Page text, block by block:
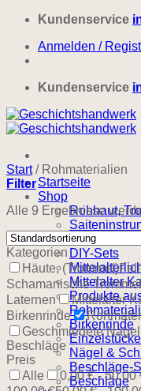
Zum
springen
Kundenservice
Anmelden /
Kundenservice
Startseite
Shop
Rohhaut,
DIY-Sets
Mittelalter
Produkte
Birkenrinde
Einzelstücke
Nägel &
Beschläge-
Beschläge
Start /Rohmaterialien
Filter
Alle 9 Ergebnisse
Kategorien
Häute,
Schamanische
Laternen
Mittelalter
Birkenrinde
Geschmiedete
Beschläge
Preis
Alle
0,00 € - 50,00